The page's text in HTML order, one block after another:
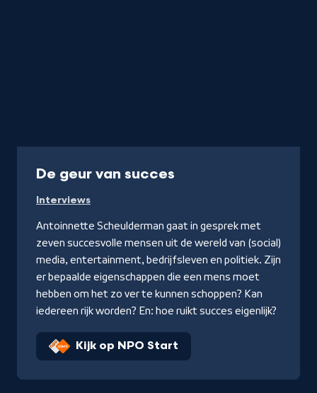
De geur van succes
Interviews
Antoinnette Scheulderman gaat in gesprek met
zeven succesvolle mensen uit de wereld van (social)
media, entertainment, bedrijfsleven en politiek. Zijn
er bepaalde eigenschappen die een mens moet
hebben om het zo ver te kunnen schoppen? Kan
iedereen rijk worden? En: hoe ruikt succes eigenlijk?
Kijk op NPO Start